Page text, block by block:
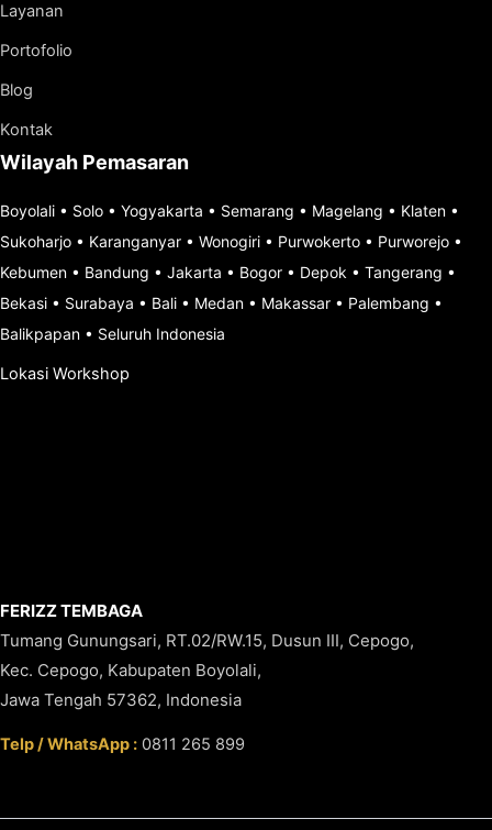
Layanan
Portofolio
Blog
Kontak
Wilayah Pemasaran
Boyolali • Solo • Yogyakarta • Semarang • Magelang • Klaten •
Sukoharjo • Karanganyar • Wonogiri • Purwokerto • Purworejo •
Kebumen • Bandung • Jakarta • Bogor • Depok • Tangerang •
Bekasi • Surabaya • Bali • Medan • Makassar • Palembang •
Balikpapan • Seluruh Indonesia
Lokasi Workshop
FERIZZ TEMBAGA
Tumang Gunungsari, RT.02/RW.15, Dusun III, Cepogo,
Kec. Cepogo, Kabupaten Boyolali,
Jawa Tengah 57362, Indonesia
Telp / WhatsApp : 0811 265 899